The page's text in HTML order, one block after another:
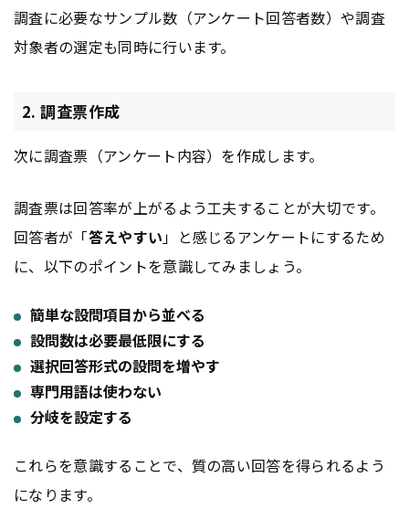
調査に必要なサンプル数（アンケート回答者数）や調査
対象者の選定も同時に行います。
2. 調査票作成
次に調査票（アンケート内容）を作成します。
調査票は回答率が上がるよう工夫することが大切です。
回答者が「答えやすい」と感じるアンケートにするため
に、以下のポイントを意識してみましょう。
簡単な設問項目から並べる
設問数は必要最低限にする
選択回答形式の設問を増やす
専門用語は使わない
分岐を設定する
これらを意識することで、質の高い回答を得られるよう
になります。